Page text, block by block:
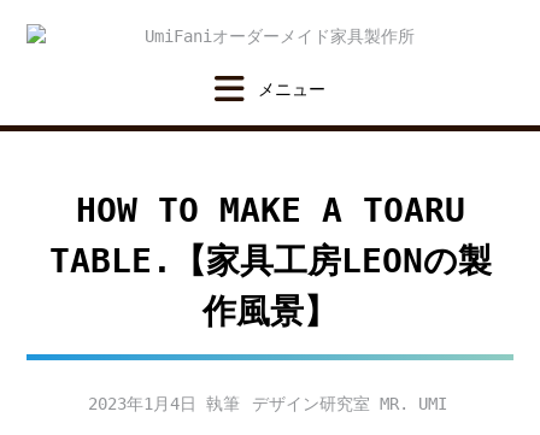
HOW TO MAKE A TOARU
TABLE.【家具工房LEONの製
作風景】
2023年1月4日 デザイン研究室 MR. UMI